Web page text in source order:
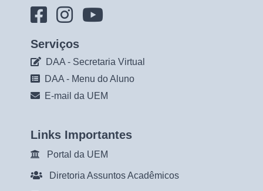
Serviços
DAA - Secretaria Virtual
DAA - Menu do Aluno
E-mail da UEM
Links Importantes
Portal da UEM
Diretoria Assuntos Acadêmicos